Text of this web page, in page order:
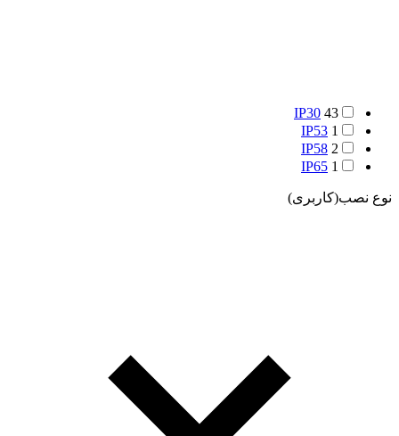
IP30 43
IP53 1
IP58 2
IP65 1
نوع نصب(کاربری)